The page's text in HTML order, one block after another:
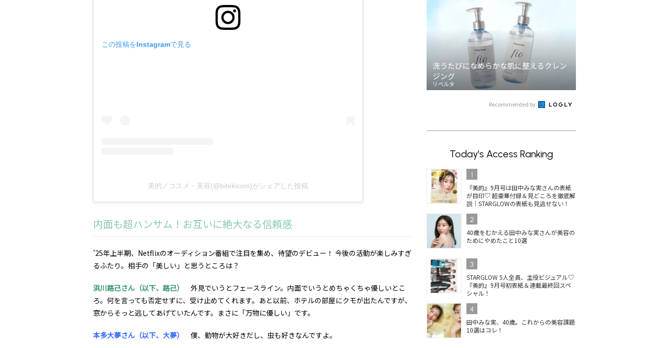
この投稿をInstagramで見る
美的／コスメ・美容(@bitekicom)がシェアした投稿
内面も超ハンサム！お互いに絶大なる信頼感
――’25年上半期、Netflixのオーディション番組で注目を集め、待望のデビュー！ 今後の活動が楽しみすぎ
るふたり。相手の「美しい」と思うところは？
浜川路己さん（以下、路己）
外見でいうとフェースライン。内面でいうとめちゃくちゃ優しいとこ
ろ。何を言っても否定せずに、受け止めてくれます。あと以前、ホテルの部屋にクモが出たんですが、
窓からそっと逃してあげていたんです。まさに「万物に優しい」です。
本多大夢さん（以下、大夢） 僕、動物が大好きだし、虫も好きなんですよ。
洗うたびになめらかな肌に整えるクレン
ジング
リベルタ
Recommended by
Today's Access Ranking
1
『美的』9月号は田中みな実さんの表紙
が目印♡ 超豪華付録＆見どころを徹底解
説｜STARGLOWの表紙も見逃せない！
2
40歳をむかえる田中みな実さんが美容の
ためにやめたこと10選
3
STARGLOW 5人全員、主役ビジュアル♡
『美的』9月号初表紙＆連載最終回スペ
シャル！
4
田中みな実、40歳。これからの美容課題
10選はコレ！